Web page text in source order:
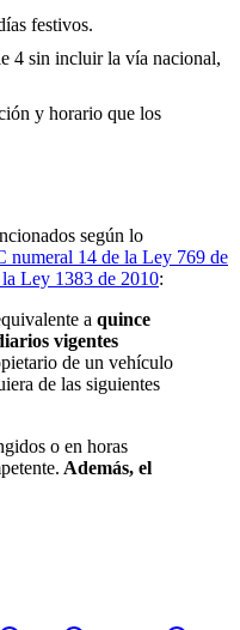
festivos.
4 sin incluir la vía nacional,
y horario que los
según lo
numeral 14 de la Ley 769 de
Ley 1383 de 2010:
a quince
vigentes
de un vehículo
de las siguientes
o en horas
Además, el